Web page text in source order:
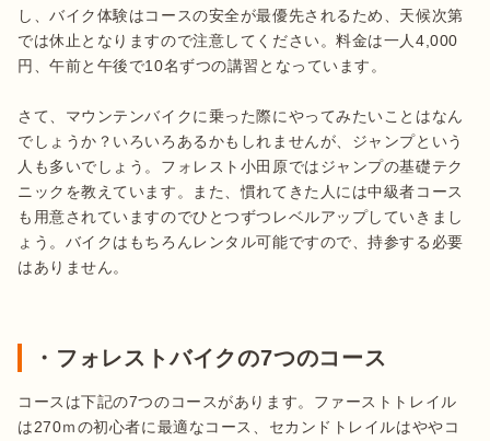
し、バイク体験はコースの安全が最優先されるため、天候次第
では休止となりますので注意してください。料金は一人4,000
円、午前と午後で10名ずつの講習となっています。
さて、マウンテンバイクに乗った際にやってみたいことはなん
でしょうか？いろいろあるかもしれませんが、ジャンプという
人も多いでしょう。フォレスト小田原ではジャンプの基礎テク
ニックを教えています。また、慣れてきた人には中級者コース
も用意されていますのでひとつずつレベルアップしていきまし
ょう。バイクはもちろんレンタル可能ですので、持参する必要
はありません。
・フォレストバイクの7つのコース
コースは下記の7つのコースがあります。ファーストトレイル
は270ｍの初心者に最適なコース、セカンドトレイルはややコ